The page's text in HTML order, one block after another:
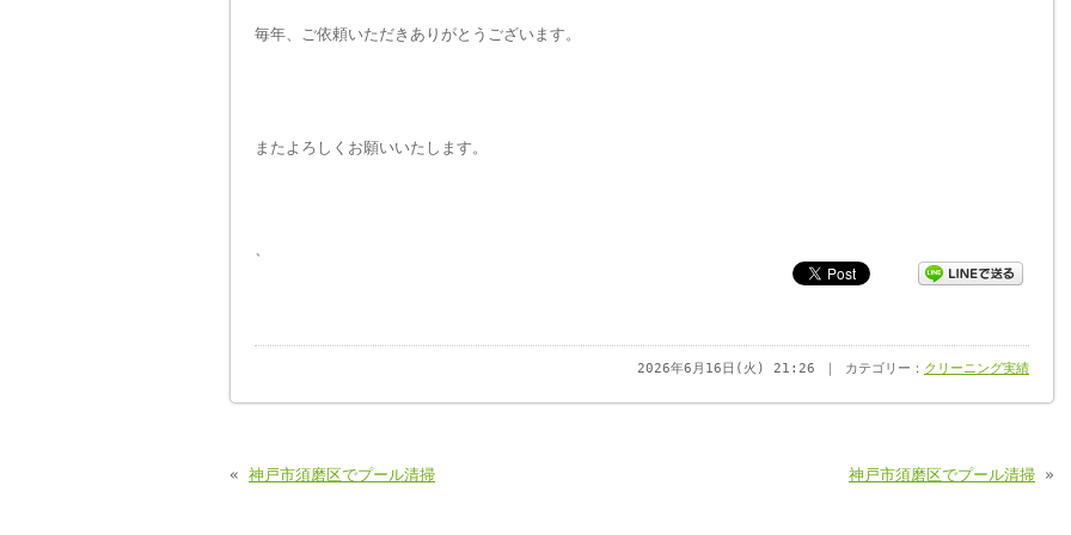
毎年、ご依頼いただきありがとうございます。
またよろしくお願いいたします。
2026年6月16日(火) 21:26 ｜ カテゴリー： クリーニング実績
« 神戸市須磨区でプール清掃 神戸市須磨区でプール清掃 »